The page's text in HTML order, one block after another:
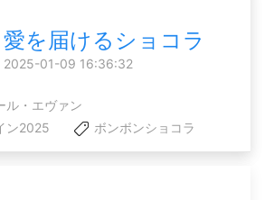
愛を届けるショコラ
2025-01-09 16:36:32
ル・エヴァン
ン2025
ボンボンショコラ